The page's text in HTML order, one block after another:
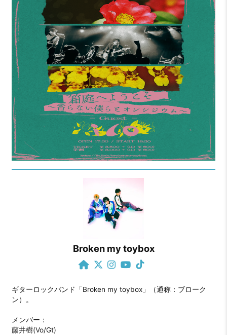
Broken my toybox
ギターロックバンド「Broken my toybox」（通称：ブローク
ン）。
メンバー：
藤井樹(Vo/Gt)